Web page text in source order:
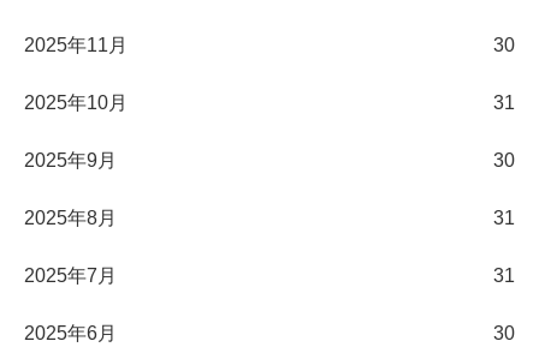
2025年11月 30
2025年10月 31
2025年9月 30
2025年8月 31
2025年7月 31
2025年6月 30